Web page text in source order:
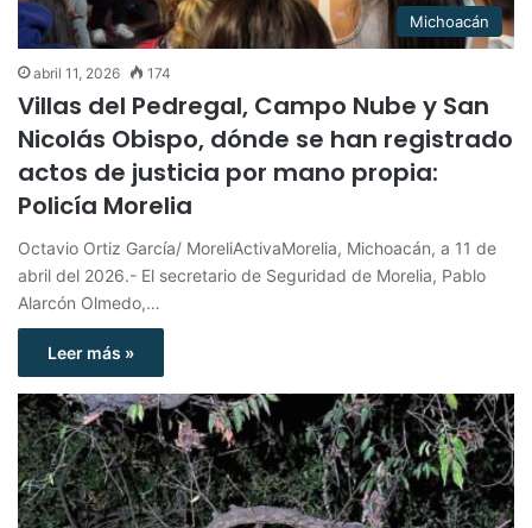
Michoacán
abril 11, 2026 174
Villas del Pedregal, Campo Nube y San
Nicolás Obispo, dónde se han registrado
actos de justicia por mano propia:
Policía Morelia
Octavio Ortiz García/ MoreliActivaMorelia, Michoacán, a 11 de
abril del 2026.- El secretario de Seguridad de Morelia, Pablo
Alarcón Olmedo,…
Leer más »